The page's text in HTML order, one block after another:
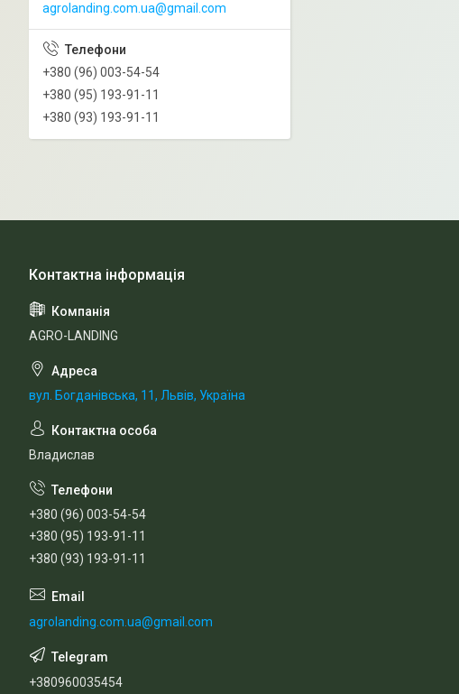
agrolanding.com.ua@gmail.com
+380 (96) 003-54-54
+380 (95) 193-91-11
+380 (93) 193-91-11
AGRO-LANDING
вул. Богданівська, 11, Львів, Україна
Владислав
+380 (96) 003-54-54
+380 (95) 193-91-11
+380 (93) 193-91-11
agrolanding.com.ua@gmail.com
+380960035454